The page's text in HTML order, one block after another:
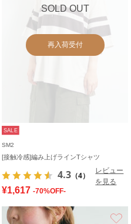
SOLD OUT
再入荷受付
SALE
SM2
[接触冷感]編み上げラインTシャツ
4.3 （4）
レビュー
を見る
¥1,617 -70%OFF-
お気に入り